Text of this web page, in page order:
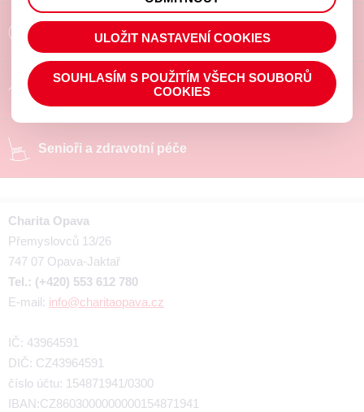
Poradíme a pomůžeme
Chráněné pracoviště
Senioři a zdravotní péče
Charita Opava
Přemyslovců 13/26
747 07 Opava-Jaktař
Tel.: (+420) 553 612 780
E-mail: info@charitaopava.cz
IČ: 43964591
DIČ: CZ43964591
číslo účtu: 154871941/0300
IBAN:CZ8603000000000154871941
prohlížené zboží apod.
ULOŽIT NASTAVENÍ COOKIES
SOUHLASÍM S POUŽITÍM VŠECH SOUBORŮ
COOKIES